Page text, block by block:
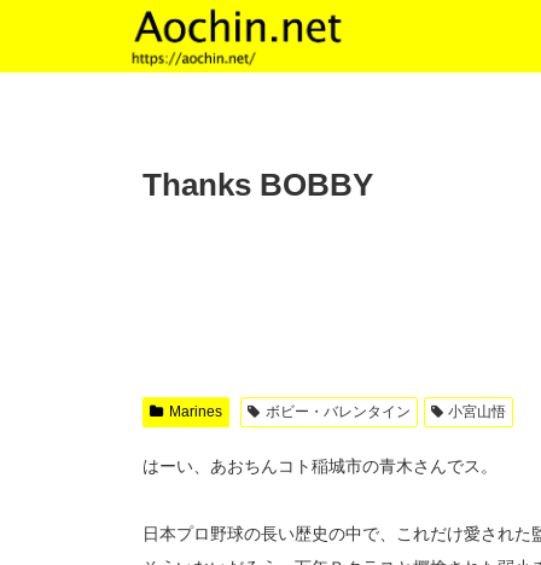
Thanks BOBBY
Marines ボビー・バレンタイン 小宮山悟
はーい、あおちんコト稲城市の青木さんでス。
日本プロ野球の長い歴史の中で、これだけ愛された